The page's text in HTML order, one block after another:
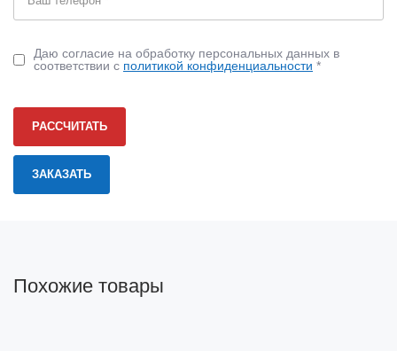
Даю согласие на обработку персональных данных в
соответствии с политикой конфиденциальности *
РАССЧИТАТЬ
Похожие товары